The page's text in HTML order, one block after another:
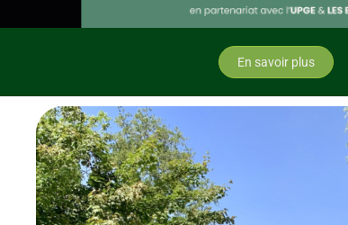
En savoir plus